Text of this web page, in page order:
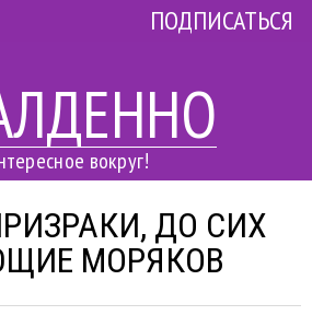
вокруг!
ПОДПИСАТЬСЯ
ДО СИХ
МОРЯКОВ